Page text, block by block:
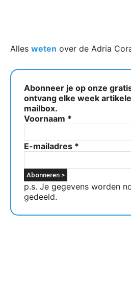
Alles weten over de Adria
Abonneer je op onze
ontvang elke week
mailbox.
Voornaam *
E-mailadres *
p.s. Je gegevens worden
gedeeld.